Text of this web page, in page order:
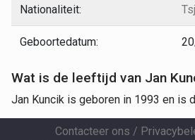
Nationaliteit:
Geboortedatum:
Wat is de leeftijd van Jan
Jan Kuncik is geboren in 1993 en is
Contacteer ons /